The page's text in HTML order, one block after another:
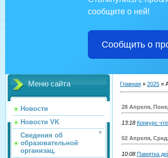
сообщите о ней!
Сообщить о
Меню сайта
Новости
Новости VK
Сведения об
образовательной
организац.
Главная » 2025 »
28 Апреля,
13:18 Конкурс
02 Апреля,
10:08 Памятка